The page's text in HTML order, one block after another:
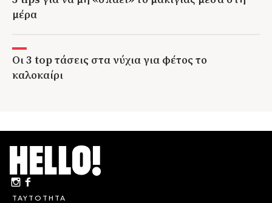
μέρα
Οι 3 top τάσεις στα νύχια για φέτος το
καλοκαίρι
ΤΑΥΤΟΤΗΤΑ